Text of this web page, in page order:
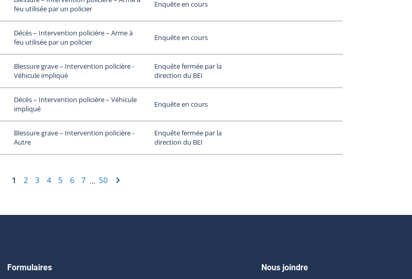
feu utilisée par un policier
Enquête en cours
Décès – Intervention policière – Arme à
feu utilisée par un policier
Enquête en cours
Blessure grave – Intervention policière -
Véhicule impliqué
Enquête fermée par la
direction du BEI
Décès – Intervention policière – Véhicule
impliqué
Enquête en cours
Blessure grave – Intervention policière -
Autre
Enquête fermée par la
direction du BEI
1 2 3 4 5 6 7 … 50
Formulaires Nous joindre